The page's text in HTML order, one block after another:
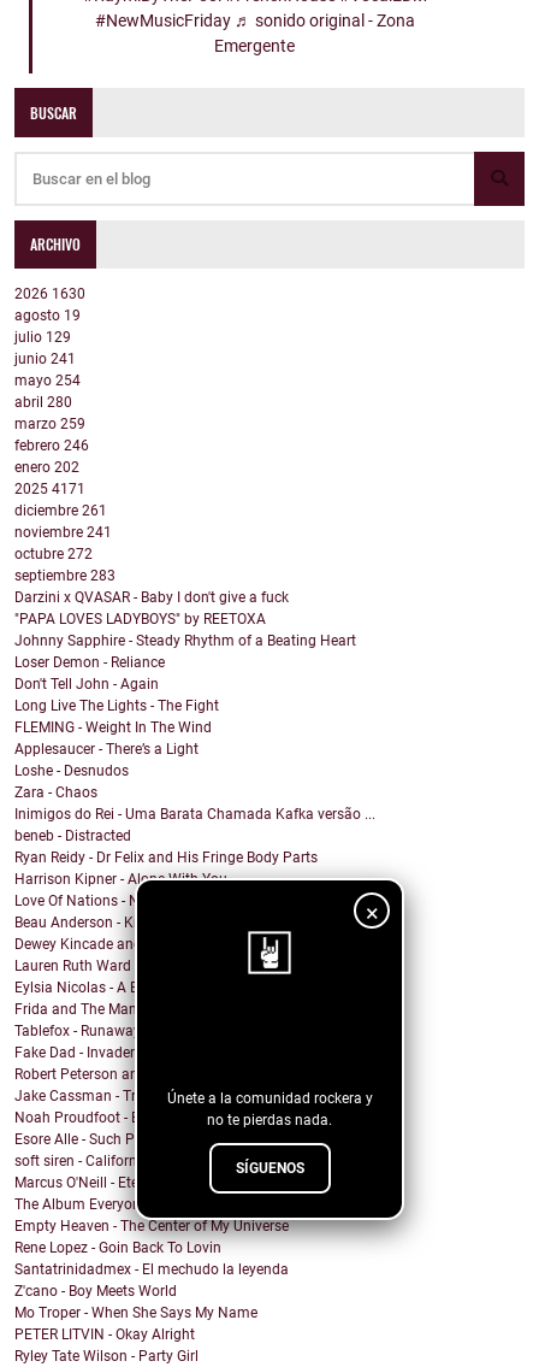
×
Únete a la comunidad rockera y
no te pierdas nada.
SÍGUENOS
#NewMusicFriday ♬ sonido original - Zona
Emergente
BUSCAR
ARCHIVO
2026 1630
agosto 19
julio 129
junio 241
mayo 254
abril 280
marzo 259
febrero 246
enero 202
2025 4171
diciembre 261
noviembre 241
octubre 272
septiembre 283
Darzini x QVASAR - Baby I don't give a fuck
"PAPA LOVES LADYBOYS" by REETOXA
Johnny Sapphire - Steady Rhythm of a Beating Heart
Loser Demon - Reliance
Don't Tell John - Again
Long Live The Lights - The Fight
FLEMING - Weight In The Wind
Applesaucer - There’s a Light
Loshe - Desnudos
Zara - Chaos
Inimigos do Rei - Uma Barata Chamada Kafka versão ...
beneb - Distracted
Ryan Reidy - Dr Felix and His Fringe Body Parts
Harrison Kipner - Alone With You
Love Of Nations - Ne'er Do Well
Beau Anderson - Know By Now
Dewey Kincade and The Navigators - Down in the Val...
Lauren Ruth Ward - Camouflage Sabotage
Eylsia Nicolas - A Beautiful Mess
Frida and The Mann - Dancing in the sun
Tablefox - Runaway
Fake Dad - Invader
Robert Peterson and The Crusade - Coming Out Of Ba...
Jake Cassman - Trying To Mourn A Friend Of Mine
Noah Proudfoot - Born to Fly
Esore Alle - Such Pretty Lies
soft siren - California Heatwave
Marcus O'Neill - Eternal Flame
The Album Everyone Wants - Chris Portka
Empty Heaven - The Center of My Universe
Rene Lopez - Goin Back To Lovin
Santatrinidadmex - El mechudo la leyenda
Z'cano - Boy Meets World
Mo Troper - When She Says My Name
PETER LITVIN - Okay Alright
Ryley Tate Wilson - Party Girl